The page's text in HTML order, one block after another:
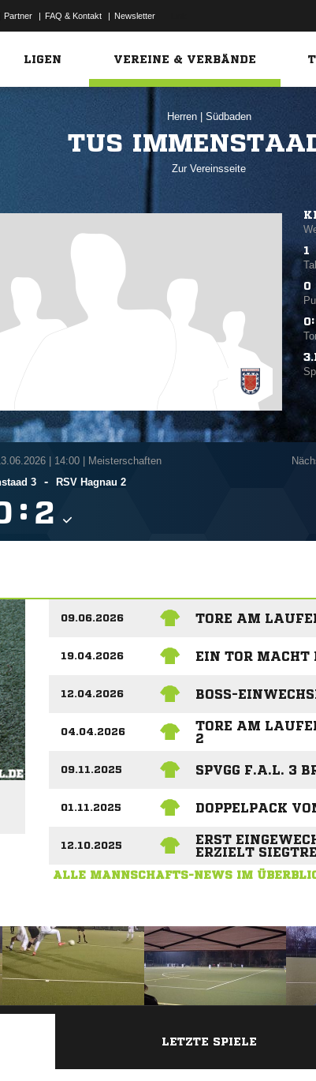
Partner | FAQ & Kontakt | Newsletter
LIGEN VEREINE & VERBÄNDE
Herren Südbaden
TUS
Zur Vereinsseite
1
0
| 14:00 | Meisterschaften
3
- RSV Hagnau 2
: 
09.06.2026 TORE AM
19.04.2026 EIN TOR MACHT
12.04.2026 BOSS-
04.04.2026
TORE AM
2
09.11.2025 SPVGG F.A.L. 3
01.11.2025 DOPPELPACK
12.10.2025
ERST
ERZIELT
ALLE MANNSCHAFTS-NEWS IM
LETZTE SPIELE